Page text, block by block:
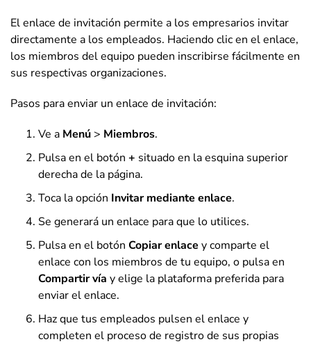
El enlace de invitación permite a los empresarios invitar
directamente a los empleados. Haciendo clic en el enlace,
los miembros del equipo pueden inscribirse fácilmente en
sus respectivas organizaciones.
Pasos para enviar un enlace de invitación:
Ve a Menú > Miembros.
Pulsa en el botón + situado en la esquina superior
derecha de la página.
Toca la opción Invitar mediante enlace.
Se generará un enlace para que lo utilices.
Pulsa en el botón Copiar enlace y comparte el
enlace con los miembros de tu equipo, o pulsa en
Compartir vía y elige la plataforma preferida para
enviar el enlace.
Haz que tus empleados pulsen el enlace y
completen el proceso de registro de sus propias